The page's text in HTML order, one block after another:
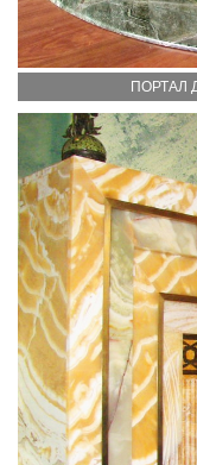
ПОРТАЛ